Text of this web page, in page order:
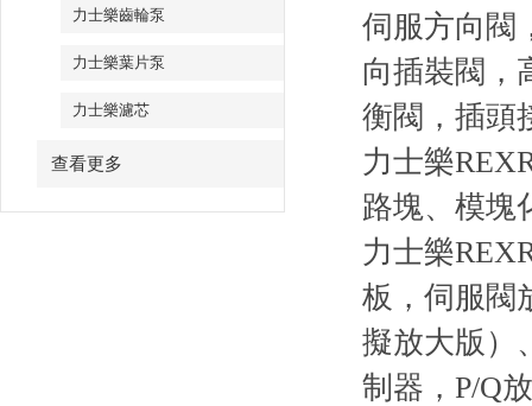
力士樂齒輪泵
力士樂葉片泵
力士樂濾芯
查看更多
伺服方向閥
向插裝閥，
衡閥，插頭
力士樂
路塊、模塊
力士樂
板，伺服閥
擬放大版）
制器，P/Q